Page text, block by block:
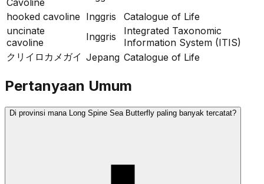
hooked cavoline Inggris
Catalogue of Life
uncinate
cavoline
Inggris
Integrated Taxonomic
Information System (ITIS)
クリイロカメガイ Jepang Catalogue of Life
Pertanyaan Umum
Di provinsi mana Long Spine Sea Butterfly paling banyak tercatat?